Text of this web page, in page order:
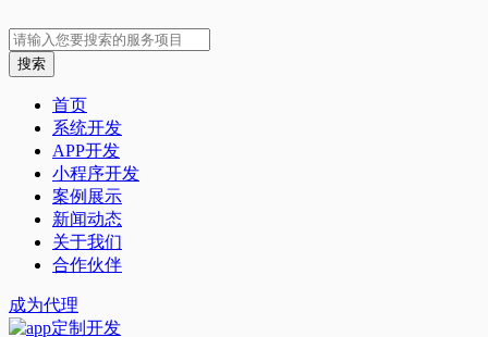
首页
系统开发
APP开发
小程序开发
案例展示
新闻动态
关于我们
合作伙伴
成为代理